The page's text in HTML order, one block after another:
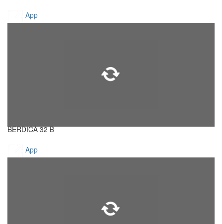
App
BERDICA 32 B
App